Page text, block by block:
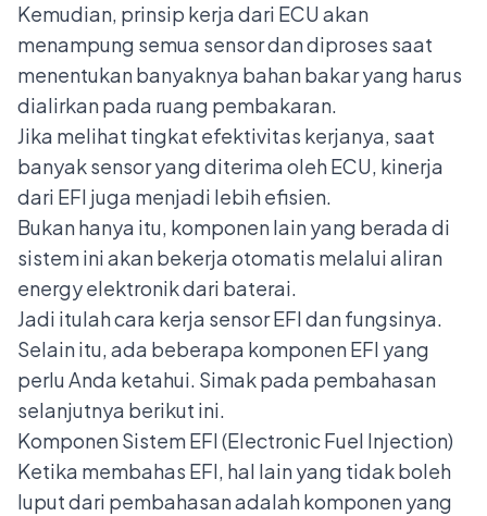
Kemudian, prinsip kerja dari ECU akan
menampung semua sensor dan diproses saat
menentukan banyaknya bahan bakar yang harus
dialirkan pada ruang pembakaran.
Jika melihat tingkat efektivitas kerjanya, saat
banyak sensor yang diterima oleh ECU, kinerja
dari EFI juga menjadi lebih efisien.
Bukan hanya itu, komponen lain yang berada di
sistem ini akan bekerja otomatis melalui aliran
energy elektronik dari baterai.
Jadi itulah cara kerja sensor EFI dan fungsinya.
Selain itu, ada beberapa komponen EFI yang
perlu Anda ketahui. Simak pada pembahasan
selanjutnya berikut ini.
Komponen Sistem EFI (Electronic Fuel Injection)
Ketika membahas EFI, hal lain yang tidak boleh
luput dari pembahasan adalah komponen yang